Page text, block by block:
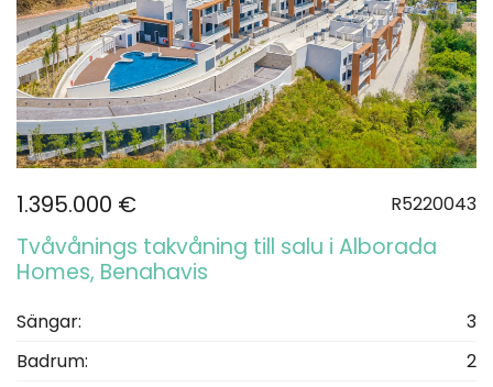
1.395.000 € R5220043
Tvåvånings takvåning till salu i Alborada
Homes, Benahavis
Sängar:
3
Badrum:
2